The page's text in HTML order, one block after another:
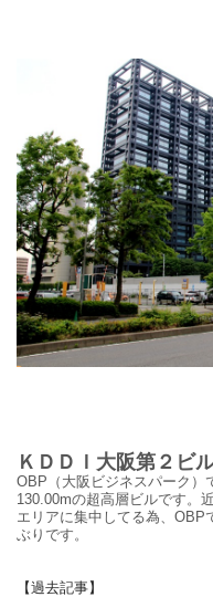
ＫＤＤＩ大阪第２ビ
OBP（大阪ビジネスパーク）
130.00mの超高層ビルです。
エリアに集中してる為、OBP
ぶりです。
【過去記事】